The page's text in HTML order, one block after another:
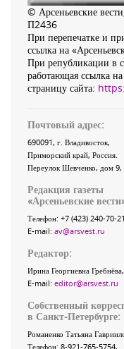
© Арсеньевские
П2436
При перепечатке и
ссылка на
При републикации в
работающая ссылка
страницу сайта:
Почтовый адрес:
690091, г. Владивосток,
Приморский край, Россия
Переулок Шевченко, дом 9,
Редакция газеты
«Арсеньевские вести
Телефон: +7 (423) 240-70-21
E-mail: av@arsvest.ru
Редактор:
Ирина Георгиевна Гребнёва,
E-mail: editor@arsvest.ru
Собственный
в Санкт-Петербурге:
Романенко Татьяна
Телефон: 8-921-765-5754,